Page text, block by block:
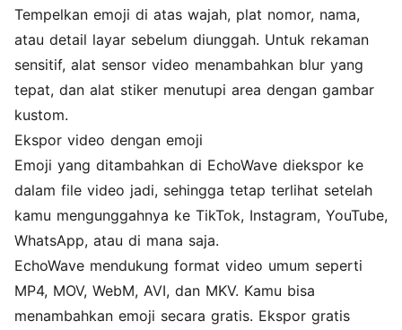
Tempelkan emoji di atas wajah, plat nomor, nama,
atau detail layar sebelum diunggah. Untuk rekaman
sensitif, alat sensor video menambahkan blur yang
tepat, dan alat stiker menutupi area dengan gambar
kustom.
Ekspor video dengan emoji
Emoji yang ditambahkan di EchoWave diekspor ke
dalam file video jadi, sehingga tetap terlihat setelah
kamu mengunggahnya ke TikTok, Instagram, YouTube,
WhatsApp, atau di mana saja.
EchoWave mendukung format video umum seperti
MP4, MOV, WebM, AVI, dan MKV. Kamu bisa
menambahkan emoji secara gratis. Ekspor gratis